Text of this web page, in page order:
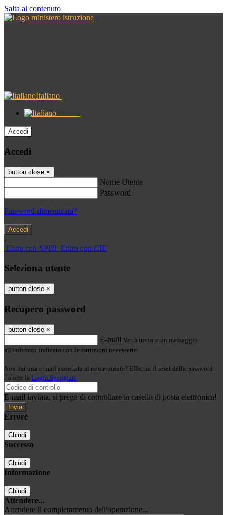
Salta al contenuto
Italiano
Accedi
Accedi
button close ×
Nome Utente
Password
Password dimenticata?
-
Entra con SPID Entra con CIE
Seleziona utente
button close ×
Recupero password
button close ×
E-mail Verrà inviato un messaggio
all'indirizzo indicato con le istruzioni necessarie.
Non hai una e-mail associata al nome utente? Effettua il reset della password
tramite la Login Spaggiari
E-mail inviata, si prega di controllare la casella di posta elettronica!
Errore
Chiudi
Successo
Chiudi
Informazione
Chiudi
Attendere...
Attendere il completamento dell'operazione...